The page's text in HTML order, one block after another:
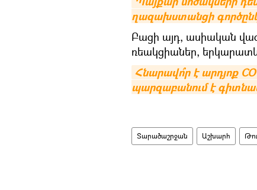
ղազախստանցի
Բացի այդ, ասիական
ռեակցիաներ, երկարատև
Հնարավո՞ր է արդյոք
պարզաբանում է
Տարածաշրջան Աշխարհ